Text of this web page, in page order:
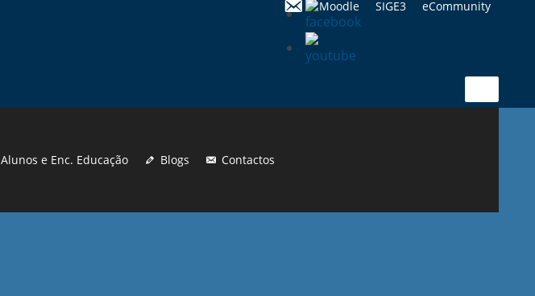
Moodle SIGE3 eCommunity
for:
Alunos e Enc. Educação Blogs Contactos